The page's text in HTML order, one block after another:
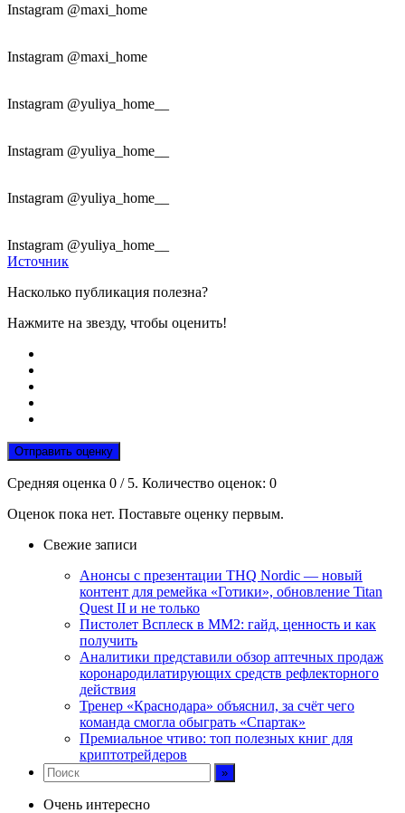
Instagram @maxi_home
Instagram @maxi_home
Instagram @yuliya_home__
Instagram @yuliya_home__
Instagram @yuliya_home__
Instagram @yuliya_home__
Источник
Насколько публикация полезна?
Нажмите на звезду, чтобы оценить!
Отправить оценку
Средняя оценка 0 / 5. Количество оценок: 0
Оценок пока нет. Поставьте оценку первым.
Свежие записи
Анонсы с презентации THQ Nordic — новый
контент для ремейка «Готики», обновление Titan
Quest II и не только
Пистолет Всплеск в MM2: гайд, ценность и как
получить
Аналитики представили обзор аптечных продаж
коронародилатирующих средств рефлекторного
действия
Тренер «Краснодара» объяснил, за счёт чего
команда смогла обыграть «Спартак»
Премиальное чтиво: топ полезных книг для
криптотрейдеров
Очень интересно